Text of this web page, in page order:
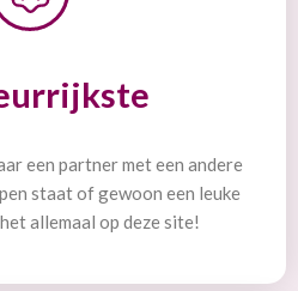
een partner met een andere
staat of gewoon een leuke
allemaal op deze site!